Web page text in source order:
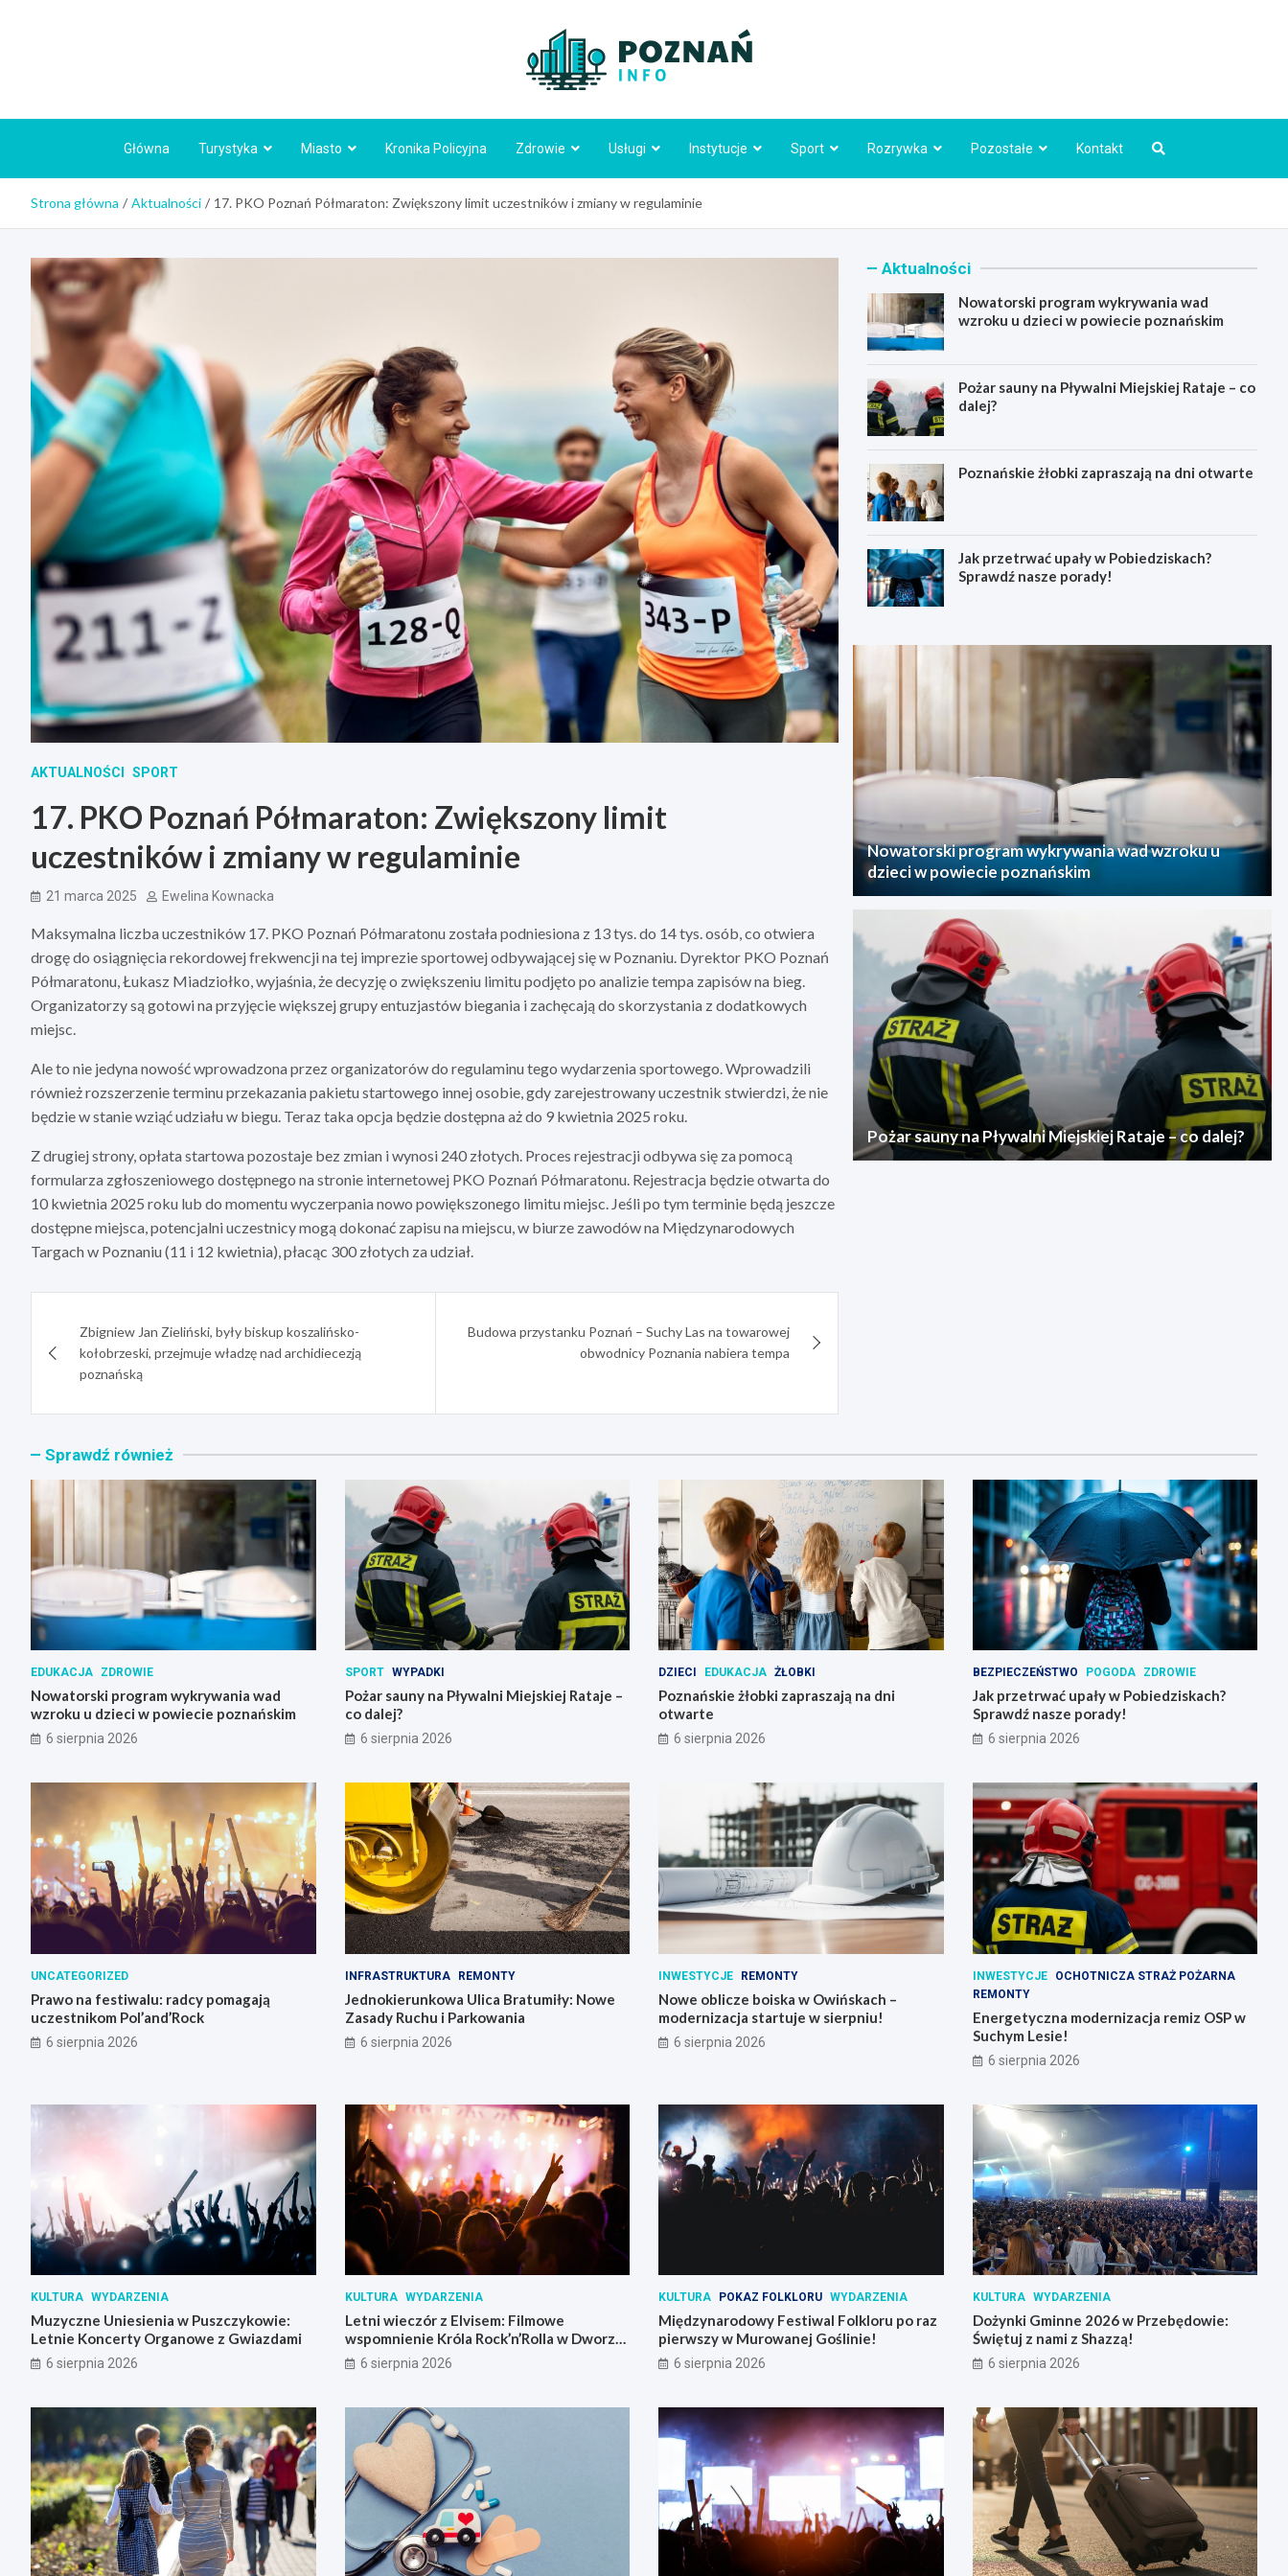
Główna Turystyka Miasto Kronika Policyjna Zdrowie Usługi Instytucje Sport Rozrywka Pozostałe Kontakt
Strona główna Aktualności 17. PKO Poznań Półmaraton: Zwiększony limit uczestników i zmiany w regulaminie
AKTUALNOŚCI SPORT
17. PKO Poznań Półmaraton: Zwiększony limit
uczestników i zmiany w regulaminie
21 marca 2025 Ewelina Kownacka
Maksymalna liczba uczestników 17. PKO Poznań Półmaratonu została podniesiona z 13 tys. do 14 tys. osób, co otwiera
drogę do osiągnięcia rekordowej frekwencji na tej imprezie sportowej odbywającej się w Poznaniu. Dyrektor PKO Poznań
Półmaratonu, Łukasz Miadziołko, wyjaśnia, że decyzję o zwiększeniu limitu podjęto po analizie tempa zapisów na bieg.
Organizatorzy są gotowi na przyjęcie większej grupy entuzjastów biegania i zachęcają do skorzystania z dodatkowych
miejsc.
Ale to nie jedyna nowość wprowadzona przez organizatorów do regulaminu tego wydarzenia sportowego. Wprowadzili
również rozszerzenie terminu przekazania pakietu startowego innej osobie, gdy zarejestrowany uczestnik stwierdzi, że nie
będzie w stanie wziąć udziału w biegu. Teraz taka opcja będzie dostępna aż do 9 kwietnia 2025 roku.
Z drugiej strony, opłata startowa pozostaje bez zmian i wynosi 240 złotych. Proces rejestracji odbywa się za pomocą
formularza zgłoszeniowego dostępnego na stronie internetowej PKO Poznań Półmaratonu. Rejestracja będzie otwarta do
10 kwietnia 2025 roku lub do momentu wyczerpania nowo powiększonego limitu miejsc. Jeśli po tym terminie będą jeszcze
dostępne miejsca, potencjalni uczestnicy mogą dokonać zapisu na miejscu, w biurze zawodów na Międzynarodowych
Targach w Poznaniu (11 i 12 kwietnia), płacąc 300 złotych za udział.
wpisuZbigniew Jan Zieliński, były biskup koszalińsko-
kołobrzeski, przejmuje władzę nad archidiecezją
poznańską
Budowa przystanku Poznań – Suchy Las na towarowej
obwodnicy Poznania nabiera tempa
Aktualności
Nowatorski program wykrywania wad
wzroku u dzieci w powiecie poznańskim
Pożar sauny na Pływalni Miejskiej Rataje – co
dalej?
Poznańskie żłobki zapraszają na dni otwarte
Jak przetrwać upały w Pobiedziskach?
Sprawdź nasze porady!
Nowatorski program wykrywania wad wzroku u
dzieci w powiecie poznańskim
Pożar sauny na Pływalni Miejskiej Rataje – co dalej?
Sprawdź również
EDUKACJA ZDROWIE
Nowatorski program wykrywania wad
wzroku u dzieci w powiecie poznańskim
6 sierpnia 2026
SPORT WYPADKI
Pożar sauny na Pływalni Miejskiej Rataje –
co dalej?
6 sierpnia 2026
DZIECI EDUKACJA ŻŁOBKI
Poznańskie żłobki zapraszają na dni
otwarte
6 sierpnia 2026
BEZPIECZEŃSTWO POGODA ZDROWIE
Jak przetrwać upały w Pobiedziskach?
Sprawdź nasze porady!
6 sierpnia 2026
UNCATEGORIZED
Prawo na festiwalu: radcy pomagają
uczestnikom Pol’and’Rock
6 sierpnia 2026
INFRASTRUKTURA REMONTY
Jednokierunkowa Ulica Bratumiły: Nowe
Zasady Ruchu i Parkowania
6 sierpnia 2026
INWESTYCJE REMONTY
Nowe oblicze boiska w Owińskach –
modernizacja startuje w sierpniu!
6 sierpnia 2026
INWESTYCJE
OCHOTNICZA STRAŻ POŻARNA
REMONTY
Energetyczna modernizacja remiz OSP w
Suchym Lesie!
6 sierpnia 2026
KULTURA WYDARZENIA
Muzyczne Uniesienia w Puszczykowie:
Letnie Koncerty Organowe z Gwiazdami
6 sierpnia 2026
KULTURA WYDARZENIA
Letni wieczór z Elvisem: Filmowe
wspomnienie Króla Rock’n’Rolla w Dworze
Skrzynki
6 sierpnia 2026
KULTURA POKAZ FOLKLORU WYDARZENIA
Międzynarodowy Festiwal Folkloru po raz
pierwszy w Murowanej Goślinie!
6 sierpnia 2026
KULTURA WYDARZENIA
Dożynki Gminne 2026 w Przebędowie:
Świętuj z nami z Shazzą!
6 sierpnia 2026